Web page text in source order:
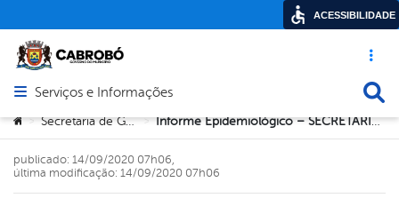
Acesso
Abrir menu principal de navegação
Serviços e Informações
Você está aqui:
> Secretaria de Governo > Informe Epidemiológico – SECRETARIA DE SAÚDE DE CABROBÓ – 13/09/2020
publicado: 14/09/2020 07h06,
última modificação: 14/09/2020 07h06
ACESSIBILIDADE